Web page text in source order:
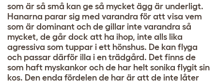
som är så små kan ge så mycket ägg är underligt.
Hanarna parar sig med varandra för att visa vem
som är dominant och de gillar inte varandra så
mycket, de går dock att ha ihop, inte alls lika
agressiva som tuppar i ett hönshus. De kan flyga
och passar därför illa i en trädgård. Det finns de
som haft myskankor och de har helt sonika flygit sin
kos. Den enda fördelen de har är att de inte låter